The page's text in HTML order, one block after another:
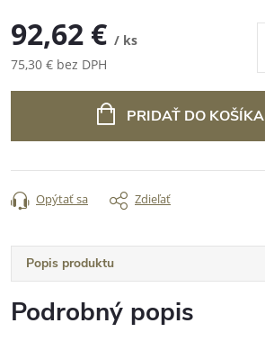
92,62 € / ks
75,30 € bez DPH
PRIDAŤ DO KOŠÍKA
Opýtať sa Zdieľať
Popis produktu
Podrobný popis